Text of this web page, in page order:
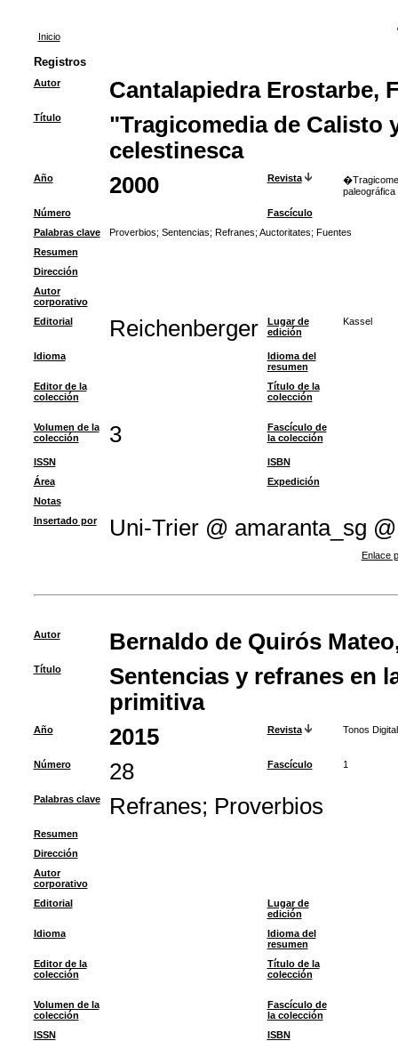
Inicio
Registros
Autor Cantalapiedra Erostarbe,
Título
"Tragicomedia de Calisto
celestinesca
Año 2000 Revista
paleográfica
Número
Fascículo
Palabras clave
Proverbios; Sentencias; Refranes; Auctoritates; Fuentes
Resumen
Dirección
Autor
corporativo
Editorial
Reichenberger
Lugar de
edición
Kassel
Idioma
Idioma del
resumen
Editor de la
colección
Título de la
colección
Volumen de la
colección
3
Fascículo de
la colección
ISSN
ISBN
Área
Expedición
Notas
Insertado por
Uni-Trier @ amaranta_sg @
Enlace
Autor Bernaldo de Quirós
Título
Sentencias y refranes en
primitiva
Año 2015 Revista Tonos Digital
Número 28 Fascículo 1
Palabras clave Refranes; Proverbios
Resumen
Dirección
Autor
corporativo
Editorial
Lugar de
edición
Idioma
Idioma del
resumen
Editor de la
colección
Título de la
colección
Volumen de la
colección
Fascículo de
la colección
ISSN
ISBN